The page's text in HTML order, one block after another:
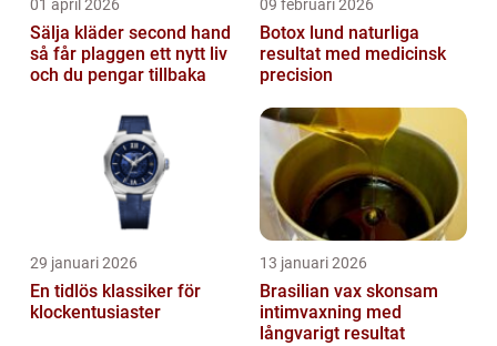
01 april 2026
Sälja kläder second hand
så får plaggen ett nytt liv
och du pengar tillbaka
09 februari 2026
Botox lund naturliga
resultat med medicinsk
precision
29 januari 2026
En tidlös klassiker för
klockentusiaster
13 januari 2026
Brasilian vax skonsam
intimvaxning med
långvarigt resultat